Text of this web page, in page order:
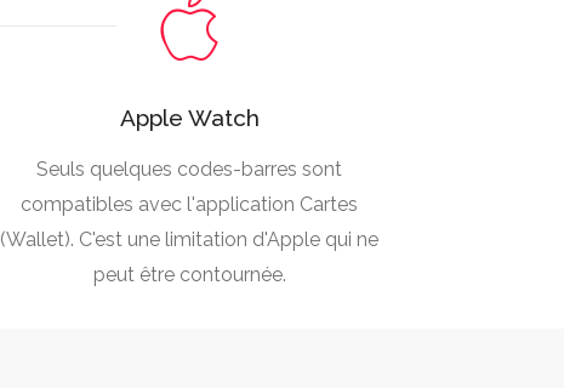
Apple Watch
Seuls quelques codes-barres sont
compatibles avec l'application Cartes
(Wallet). C'est une limitation d'Apple qui ne
peut être contournée.